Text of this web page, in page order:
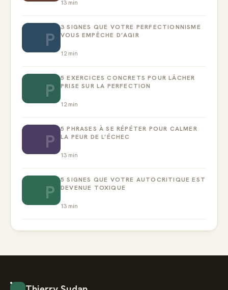
13 min
P
3 SIGNES QUE VOTRE PERFECTIONNISME
VOUS EMPÊCHE D’AGIR
12min
P
5 EXERCICES CONCRETS POUR LÂCHER
PRISE SUR LA PERFECTION
12min
P
5 PHRASES À SE RÉPÉTER POUR CALMER
LA PEUR DE L’ÉCHEC
13 min
P
5 SIGNES QUE VOTRE AUTOCRITIQUE EST
DEVENUE TOXIQUE
13 min